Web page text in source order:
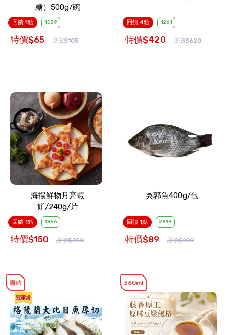
糖）500g/碗
回饋 1點 1059
特價$65 原價$105
回饋 4點 1261
特價$420 原價$620
海揚鮮物月亮蝦
餅/240g/片
回饋 1點 1856
特價$150 原價$250
吳郭魚400g/包
回饋 1點 2818
特價$89 原價$100
扁鱈 360ml